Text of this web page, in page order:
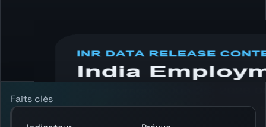
release context.
Faits clés